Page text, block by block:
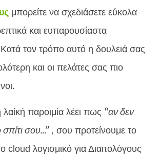
μπορείτε να σχεδιάσετε εύκολα
και ευπαρουσίαστα
Κατά τον τρόπο αυτό η δουλειά σας
και οι πελάτες σας πιο
λαίκή παροιμία λέει πως “αν δεν
σπίτι σου…”, σου προτείνουμε το
cloud λογισμικό για Διαιτολόγους